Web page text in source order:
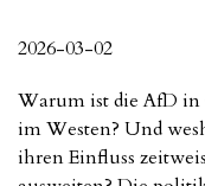
2026-03-02
Warum ist die AfD in
im Westen? Und
ihren Einfluss